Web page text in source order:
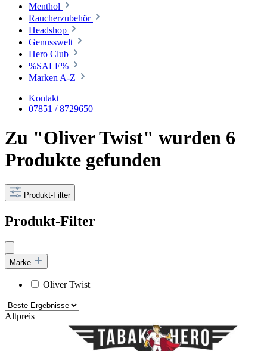
Menthol
Raucherzubehör
Headshop
Genusswelt
Hero Club
%SALE%
Marken A-Z
Kontakt
07851 / 8729650
Zu "Oliver Twist" wurden 6
Produkte gefunden
Produkt-Filter
Produkt-Filter
Marke
Oliver Twist
Altpreis